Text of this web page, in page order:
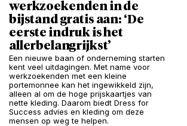
werkzoekenden in de
bijstand gratis aan: ‘De
eerste indruk is het
allerbelangrijkst’
Een nieuwe baan of onderneming starten
kent veel uitdagingen. Met name voor
werkzoekenden met een kleine
portemonnee kan het ingewikkeld zijn,
alleen al om de hoge prijskaartjes van
nette kleding. Daarom biedt Dress for
Success advies en kleding om deze
mensen op weg te helpen.